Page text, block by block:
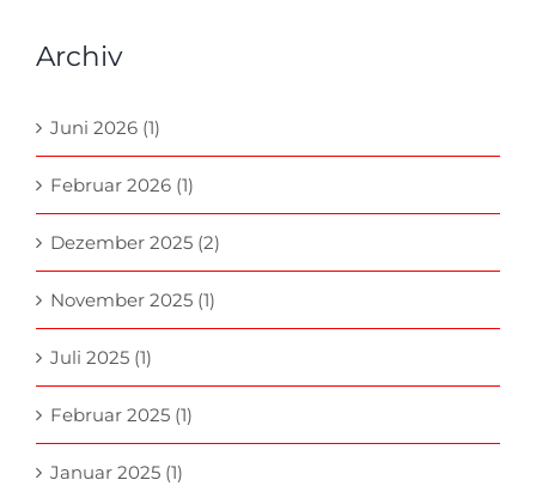
Archiv
Juni 2026 (1)
Februar 2026 (1)
Dezember 2025 (2)
November 2025 (1)
Juli 2025 (1)
Februar 2025 (1)
Januar 2025 (1)